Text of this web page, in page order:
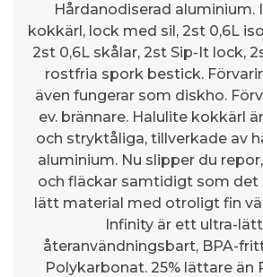
Hårdanodiserad aluminium.
kokkärl, lock med sil, 2st 0,6L
2st 0,6L skålar, 2st Sip-It lock,
rostfria spork bestick.
även fungerar som diskho.
ev. brännare. Halulite kokkärl
och stryktåliga, tillverkade av
aluminium. Nu slipper du
och fläckar samtidigt som
lätt material med otroligt fin
Infinity är ett ultra-
återanvändningsbart, BPA-
Polykarbonat. 25% lättare än